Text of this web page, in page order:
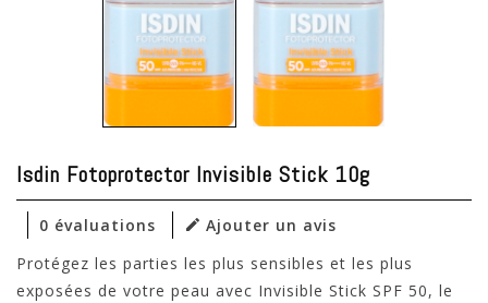
Isdin Fotoprotector Invisible Stick 10g
0 évaluations
Ajouter un avis
Protégez les parties les plus sensibles et les plus
exposées de votre peau avec Invisible Stick SPF 50, le